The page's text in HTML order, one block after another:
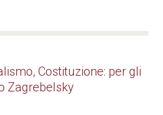
Costituzione: per gli
Zagrebelsky